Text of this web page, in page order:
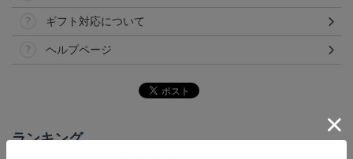
ギフト対応について
ヘルプページ
ランキング